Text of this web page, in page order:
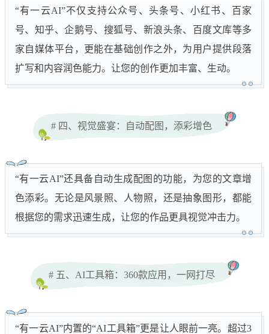
“有一云AI”不仅支持公众号、头条号、小红书、百家
号、知乎、企鹅号、搜狐号、新浪头条、百度文库等多
家自媒体平台，更能在基础创作之外，为用户提供段落
扩写和内容润色能力。让您的创作更加丰富、生动。
# 四、视觉盛宴：自动配图，添彩增色
“有一云AI”还具备自动生成配图的功能，为您的文章增
色添彩。无论是风景照、人物照，还是抽象图形，都能
根据您的需求迅速生成，让您的作品更具视觉冲击力。
# 五、AI工具箱：360款应用，一网打尽
“有一云AI”内置的“AI工具箱”更是让人眼前一亮。超过3